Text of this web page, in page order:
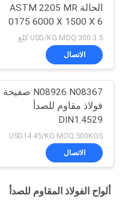
الحالة ASTM 2205 MR
0175 6000 X 1500 X 6
Thk
3.5 USD/KG MOQ:300 كلغ
الاتصال
N08926 N08367 صفيحة
فولاذ مقاوم للصدأ
DIN1.4529
USD14.45/KG MOQ:500KGS
الاتصال
ألواح الفولاذ المقاوم للصدأ